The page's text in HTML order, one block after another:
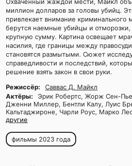
Охваченный жаждой мести, Майкл
миллион долларов за головы убийц.
привлекает внимание криминального
берутся наемные убийцы и
крупную сумму. Картина освещает
насилия, где границы между
становятся размытыми. Сюжет
справедливости и последствий,
решение взять закон в свои руки.
Режиссёр:
Саввас Д. Майкл
Актёры:
Эрик Робертс, Жорж Сен-
Дженни Миллер, Бентли Калу, Луис
Кальтаджироне, Чарли Роус, Марко
другие
фильмы 2023 года